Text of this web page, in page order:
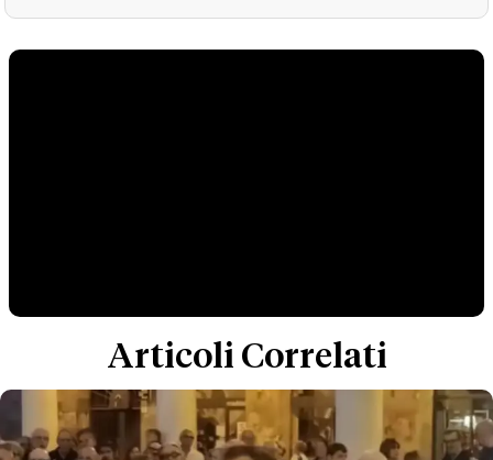
Articoli Correlati